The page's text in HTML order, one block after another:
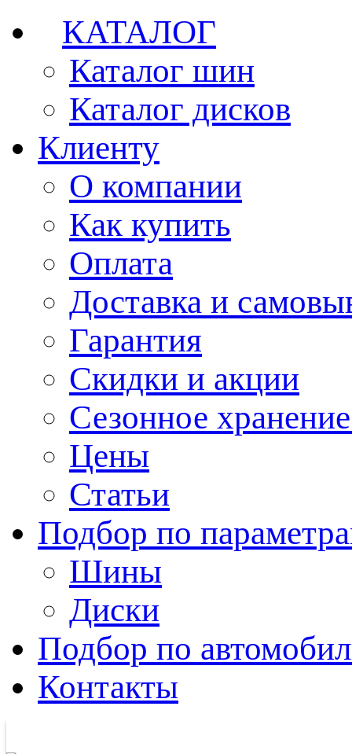
КАТАЛОГ
Каталог шин
Каталог дисков
Клиенту
О компании
Как купить
Оплата
Доставка и
Гарантия
Скидки и акции
Сезонное
Цены
Статьи
Подбор по
Шины
Диски
Подбор по
Контакты